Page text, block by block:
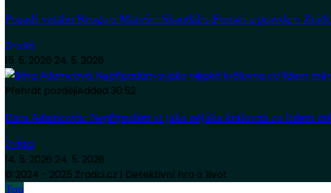
Pozadí vztahu Kruga a Mareše. Skandál s Ferrari a pravda o
Zradci
15. 5. 2026 24. 5. 2026
Přehrát pozdějiAdded 30:52
Bára Adamcová: Nepřipadám si jako nějaká královna co lidem
Zradci
14. 5. 2026 24. 5. 2026
© 2024 - 2025 Zradci.cz | Detektivní hra o život
Top